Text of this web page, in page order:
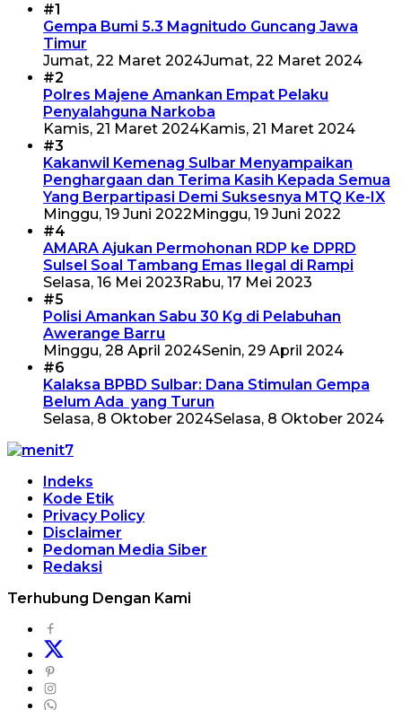
#1
Gempa Bumi 5.3 Magnitudo Guncang Jawa
Timur
Jumat, 22 Maret 2024Jumat, 22 Maret 2024
#2
Polres Majene Amankan Empat Pelaku
Penyalahguna Narkoba
Kamis, 21 Maret 2024Kamis, 21 Maret 2024
#3
Kakanwil Kemenag Sulbar Menyampaikan
Penghargaan dan Terima Kasih Kepada Semua
Yang Berpartipasi Demi Suksesnya MTQ Ke-IX
Minggu, 19 Juni 2022 Minggu, 19 Juni 2022
#4
AMARA Ajukan Permohonan RDP ke DPRD
Sulsel Soal Tambang Emas Ilegal di Rampi
Selasa, 16 Mei 2023 Rabu, 17 Mei 2023
#5
Polisi Amankan Sabu 30 Kg di Pelabuhan
Awerange Barru
Minggu, 28 April 2024Senin, 29 April 2024
#6
Kalaksa BPBD Sulbar: Dana Stimulan Gempa
Belum Ada yang Turun
Selasa, 8 Oktober 2024Selasa, 8 Oktober 2024
Indeks
Kode Etik
Privacy Policy
Disclaimer
Pedoman Media Siber
Redaksi
Terhubung Dengan Kami